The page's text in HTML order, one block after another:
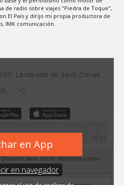
de radio sobre viajes "Piedra de Toque",
El País y dirijo mi propia productora de
IMK comunicación.